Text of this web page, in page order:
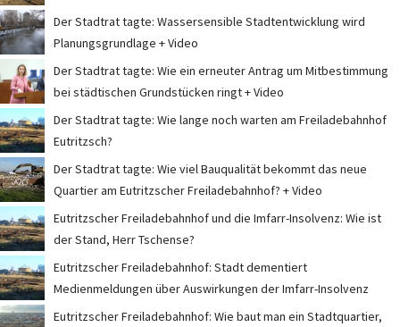
Der Stadtrat tagte: Wassersensible Stadtentwicklung wird
Planungsgrundlage + Video
Der Stadtrat tagte: Wie ein erneuter Antrag um Mitbestimmung
bei städtischen Grundstücken ringt + Video
Der Stadtrat tagte: Wie lange noch warten am Freiladebahnhof
Eutritzsch?
Der Stadtrat tagte: Wie viel Bauqualität bekommt das neue
Quartier am Eutritzscher Freiladebahnhof? + Video
Eutritzscher Freiladebahnhof und die Imfarr-Insolvenz: Wie ist
der Stand, Herr Tschense?
Eutritzscher Freiladebahnhof: Stadt dementiert
Medienmeldungen über Auswirkungen der Imfarr-Insolvenz
Eutritzscher Freiladebahnhof: Wie baut man ein Stadtquartier,